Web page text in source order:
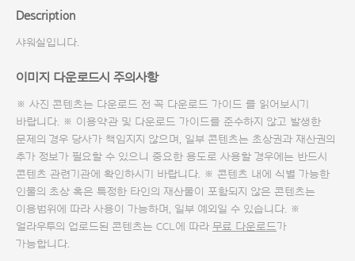
Description
샤워실입니다.
이미지 다운로드시 주의사항
※ 사진 콘텐츠는 다운로드 전 꼭 다운로드 가이드 를 읽어보시기
바랍니다. ※ 이용약관 및 다운로드 가이드를 준수하지 않고 발생한
문제의 경우 당사가 책임지지 않으며, 일부 콘텐츠는 초상권과 재산권의
추가 정보가 필요할 수 있으니 중요한 용도로 사용할 경우에는 반드시
콘텐츠 관련기관에 확인하시기 바랍니다. ※ 콘텐츠 내에 식별 가능한
인물의 초상 혹은 특정한 타인의 재산물이 포함되지 않은 콘텐츠는
이용범위에 따라 사용이 가능하며, 일부 예외일 수 있습니다. ※
얼라우투의 업로드된 콘텐츠는 CCL에 따라 무료 다운로드가
가능합니다.